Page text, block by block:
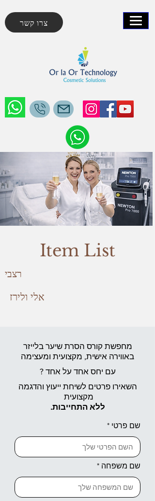
צרו קשר
Item List
רצבי
אלי ולירז
מחפשת קורס הסרת שיער בלייזר
באווירה אישית, מקצועית ומעצימה
עם יחס אחד על אחד ?
השאירו פרטים לשיחת ייעוץ והדגמה
מקצועית
ללא התחייבות.
שם פרטי
שם משפחה